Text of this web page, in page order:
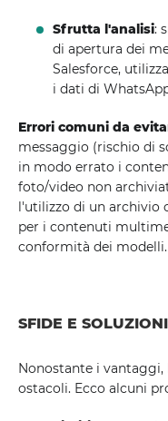
Sfrutta l'analisi:
di apertura dei
Salesforce,
i dati di
Errori comuni da
messaggio (rischio di
in modo errato i
foto/video non
l'utilizzo di un archivio
per i contenuti
conformità dei modelli.
SFIDE E
Nonostante i
ostacoli. Ecco alcuni